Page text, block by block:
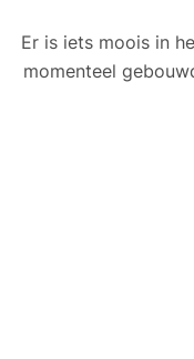
Er is iets moois in
momenteel